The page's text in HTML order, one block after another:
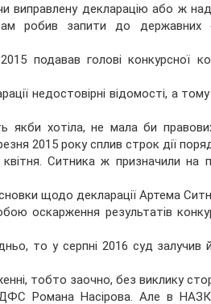
виправлену декларацію або ж
робив запити до державних
подавав голові конкурсної
недостовірні відомості, а
якби хотіла, не мала би
2015 року сплив строк дії
Ситника ж призначили на
щодо декларації Артема
оскарження результатів
то у серпні 2016 суд
тобто заочно, без виклику
Романа Насірова. Але в НАЗК